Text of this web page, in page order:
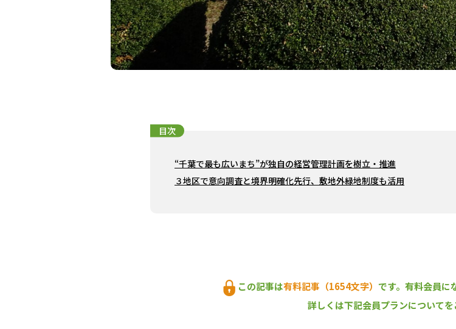
目次
“千葉で最も広いまち”が独自の経営管理計画を樹立・推進
３地区で意向調査と境界明確化先行、敷地外緑地制度も活用
市原市で森林・林業施策などを担当している農林業環境整備課は、同市安須
は、小湊鉄道線の上総三又駅。だが、ここから同センターまでは徒歩で約40分
この記事は有料記事（1654文字） です。 有料会員に
詳しくは下記会員プランについてを